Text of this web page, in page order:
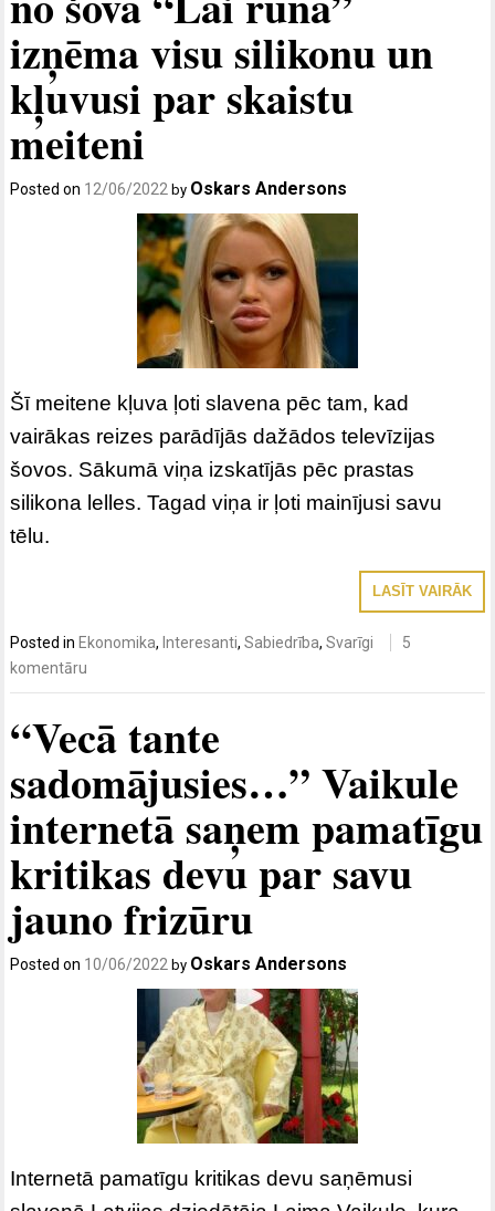
izņēma visu silikonu un
kļuvusi par skaistu
meiteni
Posted on 12/06/2022 by Oskars Andersons
Šī meitene kļuva ļoti slavena pēc tam, kad
vairākas reizes parādījās dažādos televīzijas
šovos. Sākumā viņa izskatījās pēc prastas
silikona lelles. Tagad viņa ir ļoti mainījusi savu
tēlu.
LASĪT VAIRĀK
Posted in Ekonomika, Interesanti,Sabiedrība,Svarīgi
5
komentāru
“Vecā tante
sadomājusies…” Vaikule
internetā saņem pamatīgu
kritikas devu par savu
jauno frizūru
Posted on 10/06/2022 by Oskars Andersons
Internetā pamatīgu kritikas devu saņēmusi